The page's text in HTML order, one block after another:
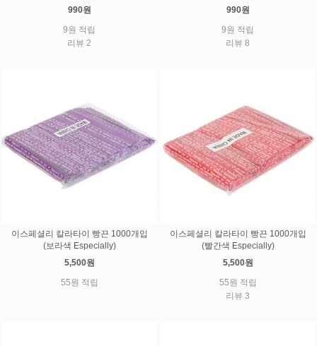
990원
9원 적립
리뷰 2
990원
9원 적립
리뷰 8
이스페셜리 칼라타이 빵끈 1000개입
(보라색 Especially)
5,500원
55원 적립
이스페셜리 칼라타이 빵끈 1000개입
(빨간색 Especially)
5,500원
55원 적립
리뷰 3